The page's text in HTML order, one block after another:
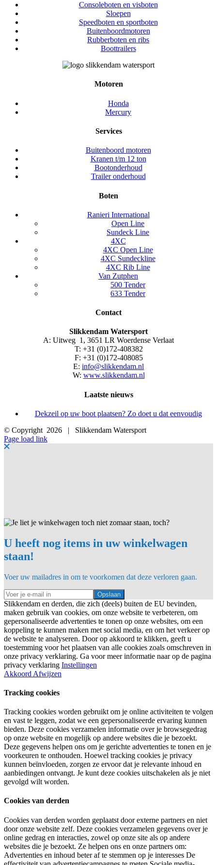
Consoleboten en visboten
Sloepen
Speedboten en sportboten
Buitenboordmotoren
Rubberboten en ribs
Boottrailers
Motoren
Honda
Mercury
Services
Buitenboord motoren
Kranen t/m 12 ton
Bootonderhoud
Trailer onderhoud
Boten
Ranieri International
Open Line
Sundeck Line
4XC
4XC Open Line
4XC Sundeckline
4XC Rib Line
Van Zutphen
500 Tender
633 Tender
Contact
Slikkendam Watersport
A: Uitweg 1, 3651 LR Woerdense Verlaat
T: +31 (0)172-408382
F: +31 (0)172-408085
E: info@slikkendam.nl
W: www.slikkendam.nl
Laatste nieuws
Dekzeil op uw boot plaatsen? Zo doet u dat eenvoudig
© Copyright 2026 | Slikkendam Watersport
Facebook
Instagram
LinkedIn
YouTube
X
E-
mail
Page load link
U heeft nog items in uw winkelwagen
staan!
Voer uw mailadres in om te voorkomen dat deze verloren gaan.
Opslaan
Slikkendam en derden, die zich (deels) buiten de EU bevinden,
maken gebruik van cookies, om onze website te verbeteren, om
gepersonaliseerde advertenties te tonen op onze websites, om een
koppeling te kunnen maken met social media, en om het verkeer op
de website te analyseren. Door op akkoord te klikken, geeft u
toestemming voor het plaatsen van alle cookies zoals omschreven in
onze privacy verklaring. Ga voor meer informatie naar op de pagina
privacy verklaring Instellingen
Akkoord Afwijzen
Tracking cookies
Tracking cookies worden gebruikt om je online activiteiten te volgen
en vast te leggen, zodat we een gepersonaliseerde ervaring kunnen
bieden. Deze cookies verzamelen informatie over je browsegedrag
op onze website en mogelijk op andere websites die je bezoekt.
Deze gegevens helpen ons om je gerichte advertenties te tonen en je
voorkeuren te onthouden. Hoewel tracking cookies je privacy
kunnen beïnvloeden, zorgen ze ervoor dat je relevante inhoud en
aanbiedingen ontvangt. Je kunt deze cookies uitschakelen als je niet
gevolgd wilt worden.
Cookies van derden
Cookies van derden worden geplaatst door externe partners en niet
door onze website zelf. Deze cookies verzamelen gegevens over je
online gedrag en interacties, zowel op onze site als op andere
websites die je bezoekt. Ze helpen ons en onze partners om:
Advertenties en inhoud beter af te stemmen op je interesses De